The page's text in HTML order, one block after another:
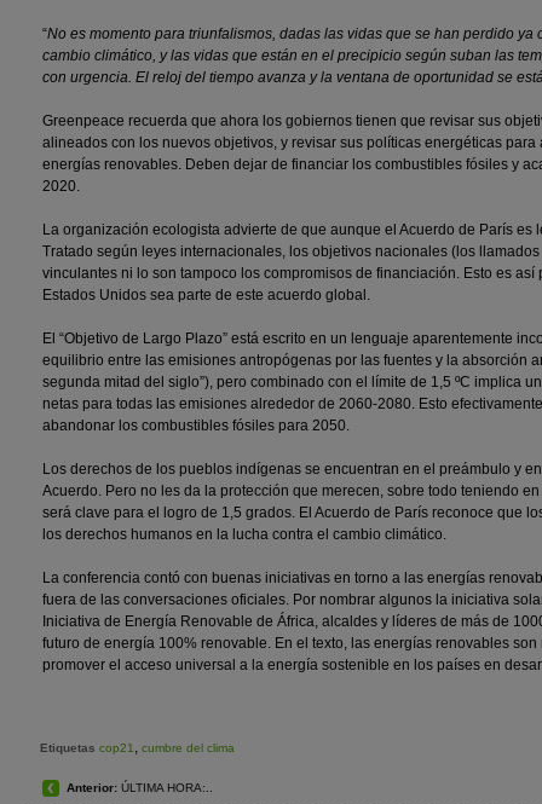
“No es momento para triunfalismos, dadas las vidas que se han perdido ya
cambio climático, y las vidas que están en el precipicio según suban las
con urgencia. El reloj del tiempo avanza y la ventana de oportunidad se
Greenpeace recuerda que ahora los gobiernos tienen que revisar sus
alineados con los nuevos objetivos, y revisar sus políticas energéticas
energías renovables. Deben dejar de financiar los combustibles fósiles y
2020.
La organización ecologista advierte de que aunque el Acuerdo de París es
Tratado según leyes internacionales, los objetivos nacionales (los
vinculantes ni lo son tampoco los compromisos de financiación. Esto es
Estados Unidos sea parte de este acuerdo global.
El “Objetivo de Largo Plazo” está escrito en un lenguaje aparentemente
equilibrio entre las emisiones antropógenas por las fuentes y la absorción
segunda mitad del siglo”), pero combinado con el límite de 1,5 ºC implica
netas para todas las emisiones alrededor de 2060-2080. Esto
abandonar los combustibles fósiles para 2050.
Los derechos de los pueblos indígenas se encuentran en el preámbulo y
Acuerdo. Pero no les da la protección que merecen, sobre todo teniendo
será clave para el logro de 1,5 grados. El Acuerdo de París reconoce que
los derechos humanos en la lucha contra el cambio climático.
La conferencia contó con buenas iniciativas en torno a las energías
fuera de las conversaciones oficiales. Por nombrar algunos la iniciativa
Iniciativa de Energía Renovable de África, alcaldes y líderes de más de
futuro de energía 100% renovable. En el texto, las energías renovables
promover el acceso universal a la energía sostenible en los países en
Etiquetas cop21 , cumbre del clima
Anterior: ÚLTIMA HORA:..